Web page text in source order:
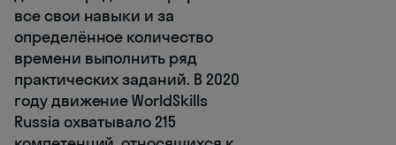
все свои навыки и за
определённое количество
времени выполнить ряд
практических заданий. В 2020
году движение WorldSkills
Russia охватывало 215